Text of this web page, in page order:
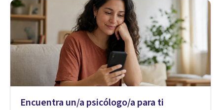
Encuentra un/a psicólogo/a para ti